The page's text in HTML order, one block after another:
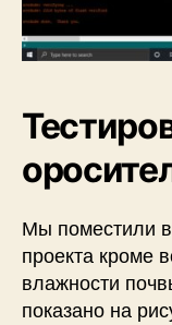
Мы поместили
проекта кроме
влажности
показано на